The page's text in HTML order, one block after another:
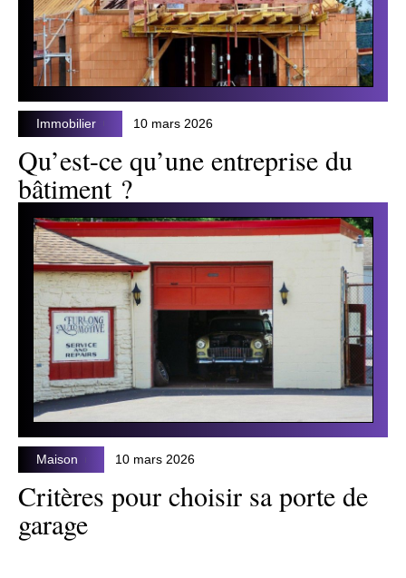
Immobilier 10 mars 2026
Qu’est-ce qu’une entreprise du
bâtiment ?
Maison 10 mars 2026
Critères pour choisir sa porte de
garage